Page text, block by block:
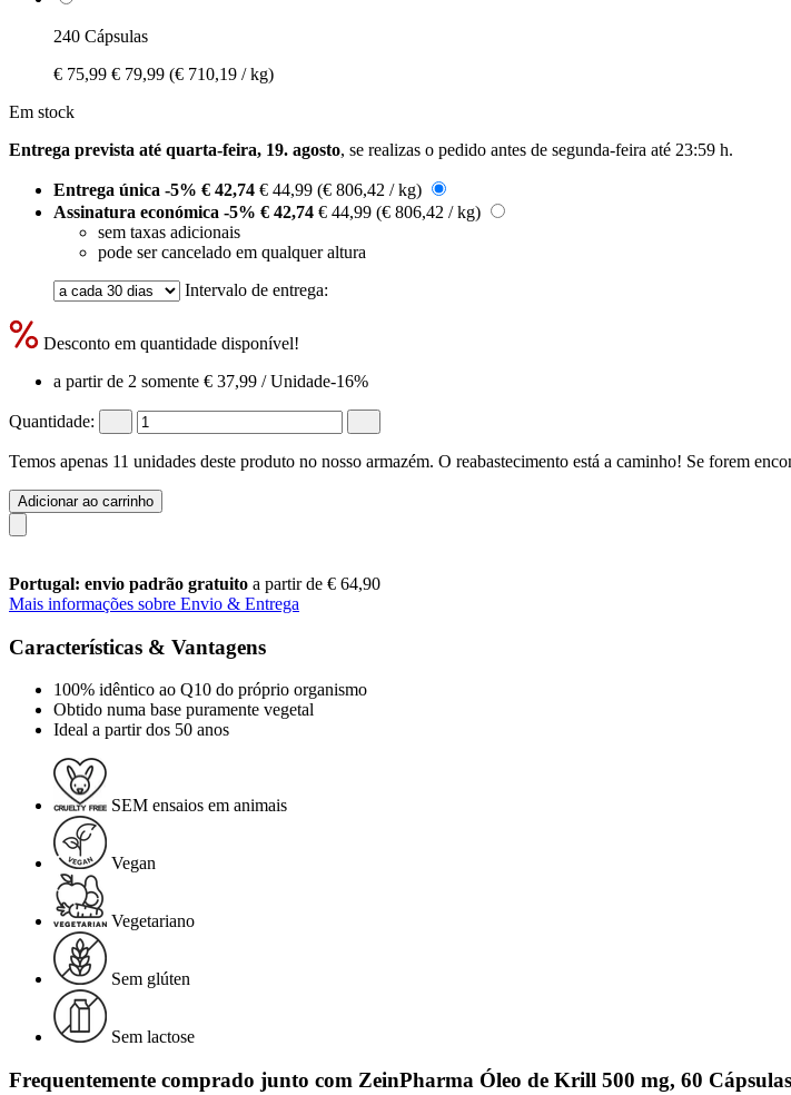
240 Cápsulas
€ 75,99 € 79,99 (€ 710,19 / kg)
Em stock
Entrega prevista até quarta-feira, 19. agosto, se realizas o pedido antes de segunda-feira até 23:59 h.
Entrega única -5% € 42,74 € 44,99 (€ 806,42 / kg)
Assinatura económica -5% € 42,74 € 44,99 (€ 806,42 / kg)
sem taxas adicionais
pode ser cancelado em qualquer altura
Intervalo de entrega:
Desconto em quantidade disponível!
a partir de 2 somente € 37,99 / Unidade-16%
Quantidade:
Temos apenas 11 unidades deste produto no nosso armazém. O reabastecimento está a caminho! Se forem
Adicionar ao carrinho
Portugal: envio padrão gratuito a partir de € 64,90
Mais informações sobre Envio & Entrega
Características & Vantagens
100% idêntico ao Q10 do próprio organismo
Obtido numa base puramente vegetal
Ideal a partir dos 50 anos
SEM ensaios em animais
Vegan
Vegetariano
Sem glúten
Sem lactose
Frequentemente comprado junto com ZeinPharma Óleo de Krill 500 mg, 60 Cápsulas